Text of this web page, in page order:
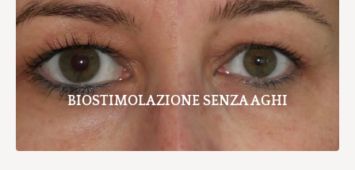
BIOSTIMOLAZIONE SENZA AGHI